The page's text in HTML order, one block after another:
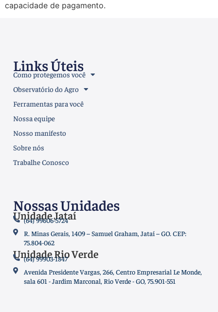
capacidade de pagamento.
Links Úteis
Como protegemos você
Observatório do Agro
Ferramentas para você
Nossa equipe
Nosso manifesto
Sobre nós
Trabalhe Conosco
Nossas Unidades
Unidade Jataí
(64) 99606-5724
R. Minas Gerais, 1409 – Samuel Graham, Jataí – GO. CEP:
75.804-062
Unidade Rio Verde
(64) 99903-1847
Avenida Presidente Vargas, 266, Centro Empresarial Le Monde,
sala 601 - Jardim Marconal, Rio Verde - GO, 75.901-551